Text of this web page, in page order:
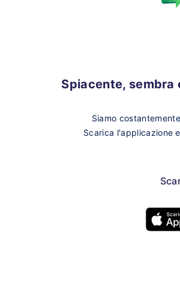
Spiacente,
Siamo
Scarica l'applicazione